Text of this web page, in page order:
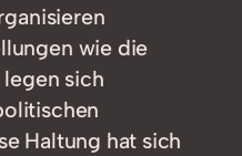
wie die
sich
Haltung hat sich